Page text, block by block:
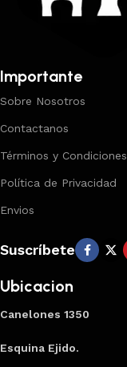
Importante
Sobre Nosotros
Contactanos
Términos y Condiciones
Política de Privacidad
Envios
Suscríbete
Ubicacion
Canelones 1350
Esquina Ejido.